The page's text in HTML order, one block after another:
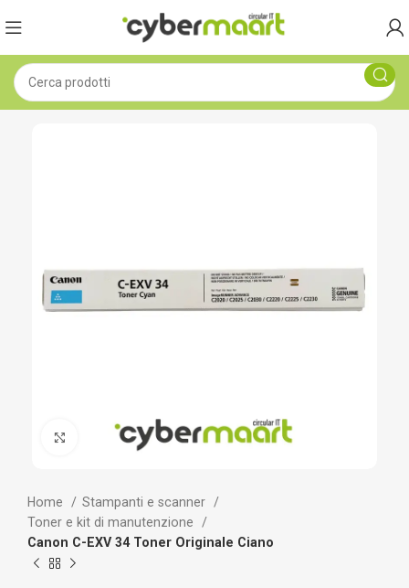
Clicca per ingrandire
Home
Stampanti e scanner
Toner e kit di manutenzione
Canon C-EXV 34 Toner Originale Ciano